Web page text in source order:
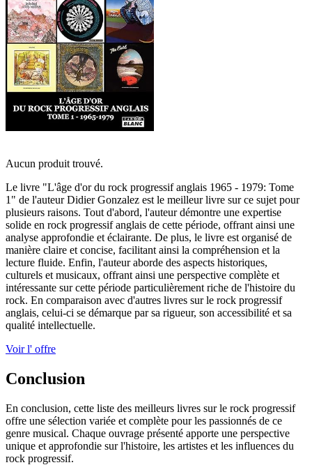
Aucun produit trouvé.
Le livre "L'âge d'or du rock progressif anglais 1965 - 1979: Tome
1" de l'auteur Didier Gonzalez est le meilleur livre sur ce sujet pour
plusieurs raisons. Tout d'abord, l'auteur démontre une expertise
solide en rock progressif anglais de cette période, offrant ainsi une
analyse approfondie et éclairante. De plus, le livre est organisé de
manière claire et concise, facilitant ainsi la compréhension et la
lecture fluide. Enfin, l'auteur aborde des aspects historiques,
culturels et musicaux, offrant ainsi une perspective complète et
intéressante sur cette période particulièrement riche de l'histoire du
rock. En comparaison avec d'autres livres sur le rock progressif
anglais, celui-ci se démarque par sa rigueur, son accessibilité et sa
qualité intellectuelle.
Voir l' offre
Conclusion
En conclusion, cette liste des meilleurs livres sur le rock progressif
offre une sélection variée et complète pour les passionnés de ce
genre musical. Chaque ouvrage présenté apporte une perspective
unique et approfondie sur l'histoire, les artistes et les influences du
rock progressif.